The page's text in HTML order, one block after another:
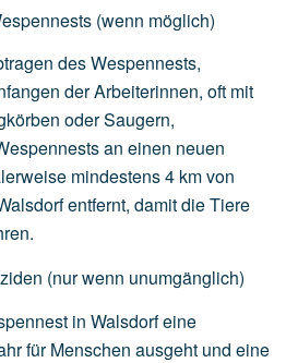
(wenn möglich)
desWespennests,
derArbeiterinnen, oft mit
oderSaugern,
an einen neuen
mindestens4 kmvon
entfernt, damitdieTiere
(nurwenn unumgänglich)
in Walsdorfeine
für Menschen ausgeht und eine